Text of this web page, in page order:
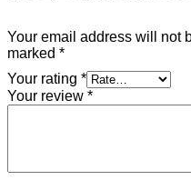
Your email address will not
marked *
Your rating *
Your review *